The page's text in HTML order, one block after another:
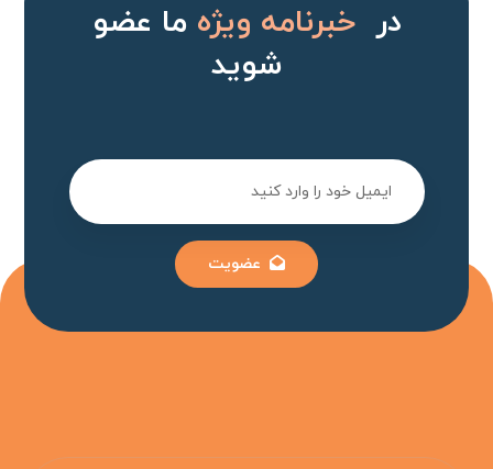
درخبرنامه ویژهما عضو
شوید
عضویت